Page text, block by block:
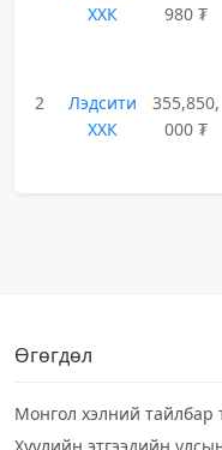
ХХК
980 ₮
2
Лэдсити
ХХК
355,850,
000 ₮
Өгөгдөл
Монгол хэлний тайлбар